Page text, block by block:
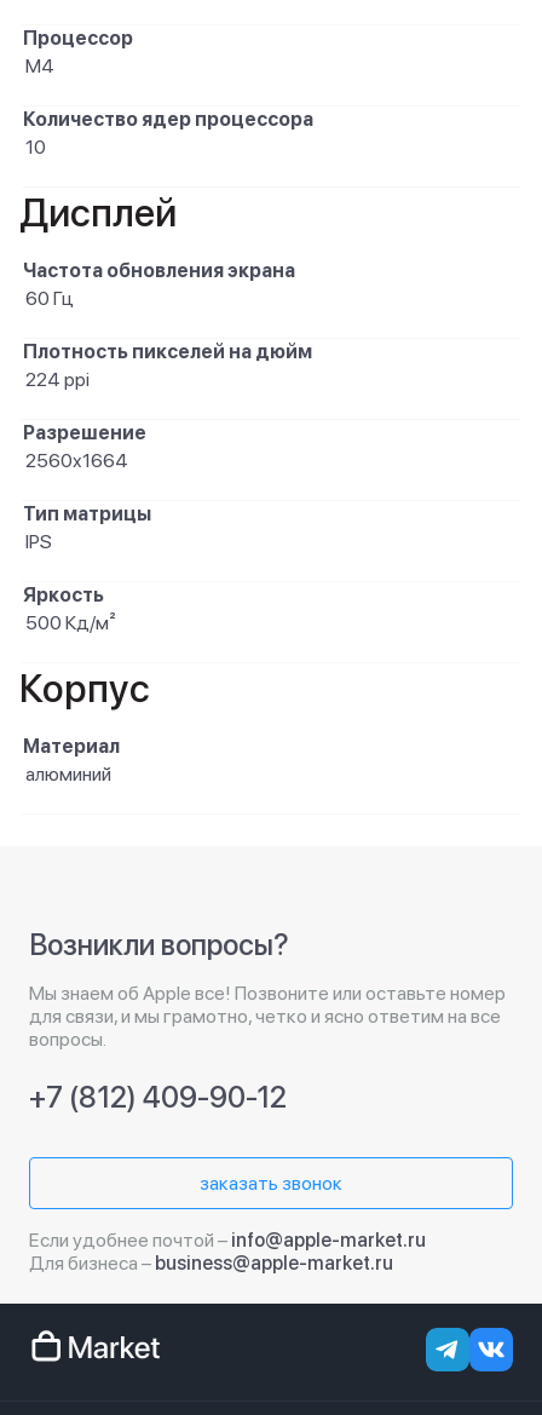
Процессор
M4
Количество ядер процессора
10
Дисплей
Частота обновления экрана
60 Гц
Плотность пикселей на дюйм
224 ppi
Разрешение
2560x1664
Тип матрицы
IPS
Яркость
500 Кд/м²
Корпус
Материал
алюминий
Возникли вопросы?
Мы знаем об Apple все! Позвоните или оставьте номер
для связи, и мы грамотно, четко и ясно ответим на все
вопросы.
+7 (812) 409-90-12
заказать звонок
Если удобнее почтой – info@apple-market.ru
Для бизнеса – business@apple-market.ru